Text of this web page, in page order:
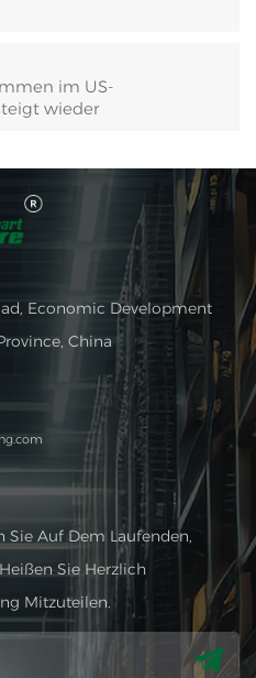
im US-
wieder
Economic Development
China
Sie Auf Dem Laufenden,
Sie Herzlich
Mitzuteilen.